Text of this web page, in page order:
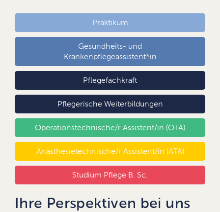
Praktikum
Gesundheits- und
Krankenpflegeassistent*in
Pflegefachkraft
Pflegerische Weiterbildungen
Operationstechnische/r Assistent/in (OTA)
Anästhesietechnische/r Assistent/in (ATA)
Studium Pflege B. Sc.
Ihre Perspektiven bei uns